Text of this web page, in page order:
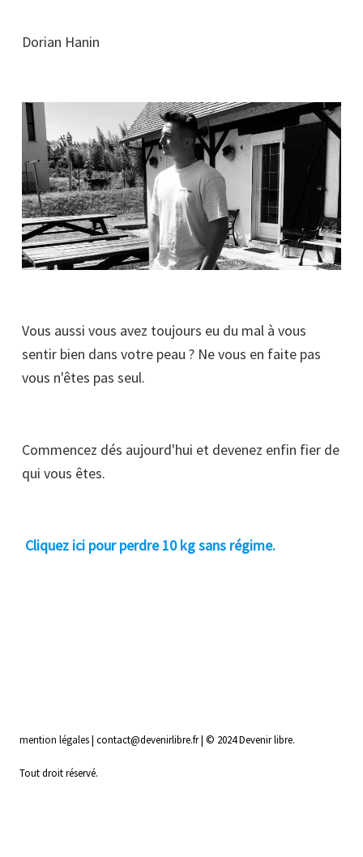
Dorian Hanin
Vous aussi vous avez toujours eu du mal à vous
sentir bien dans votre peau ? Ne vous en faite pas
vous n'êtes pas seul.
Commencez dés aujourd'hui et devenez enfin fier de
qui vous êtes.
Cliquez ici pour perdre 10 kg sans régime.
mention légales| contact@devenirlibre.fr | © 2024 Devenir libre.
Tout droit réservé.